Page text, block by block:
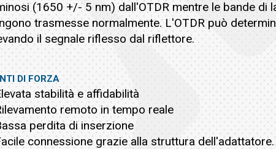
(1650 +/- 5 nm) dall'OTDR mentre le bande di
trasmesse normalmente. L'OTDR può
il segnale riflesso dal riflettore.
DI FORZA
stabilità e affidabilità
remoto in tempo reale
perdita di inserzione
connessione grazie alla struttura dell'adattatore.